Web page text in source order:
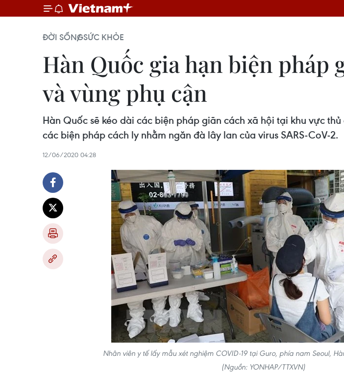
ĐỜI SỐNGSỨC KHỎE
Hàn Quốc gia hạn biện pháp
và vùng phụ cận
Hàn Quốc sẽ kéo dài các biện pháp giãn cách xã hội tại khu vực
các biện pháp cách ly nhằm ngăn đà lây lan của virus SARS-CoV-2.
12/06/2020 04:28
Nhân viên y tế lấy mẫu xét nghiệm COVID-19 tại Guro, phía nam Seoul,
(Nguồn: YONHAP/TTXVN)